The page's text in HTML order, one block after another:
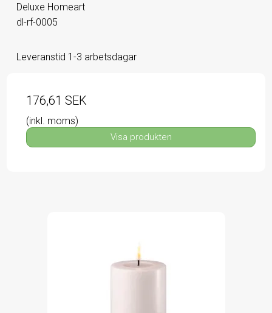
Deluxe Homeart
dl-rf-0005
Leveranstid 1-3 arbetsdagar
176,61 SEK
(inkl. moms)
Visa produkten